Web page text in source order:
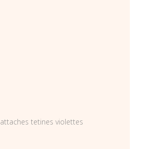
attaches tetines violettes